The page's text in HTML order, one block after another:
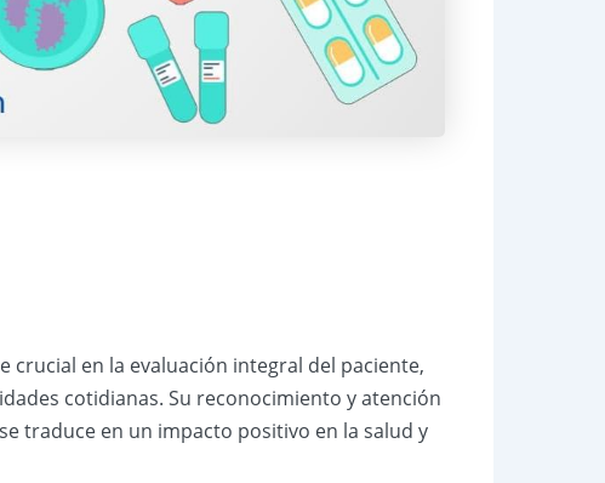
crucial en la evaluación integral del paciente,
cotidianas. Su reconocimiento y atención
traduce en un impacto positivo en la salud y